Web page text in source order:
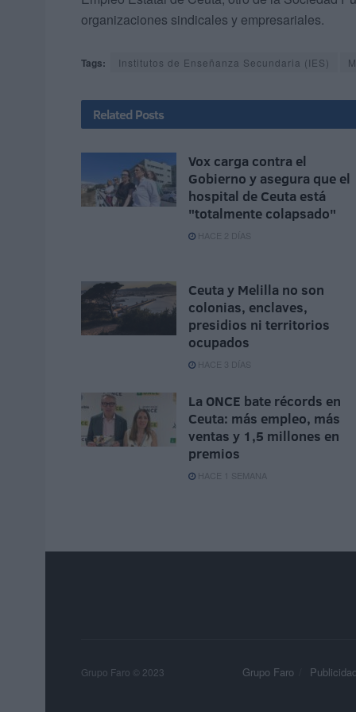
organizaciones sindicales y empresariales.
Tags: Institutos de Enseñanza Secundaria (IES)
Related Posts
Vox carga contra el
Gobierno y asegura que el
hospital de Ceuta está
"totalmente colapsado"
HACE 2 DÍAS
Ceuta y Melilla no son
colonias, enclaves,
presidios ni territorios
ocupados
HACE 3 DÍAS
La ONCE bate récords en
Ceuta: más empleo, más
ventas y 1,5 millones en
premios
HACE 1 SEMANA
Grupo Faro Publicidad
Grupo Faro © 2023